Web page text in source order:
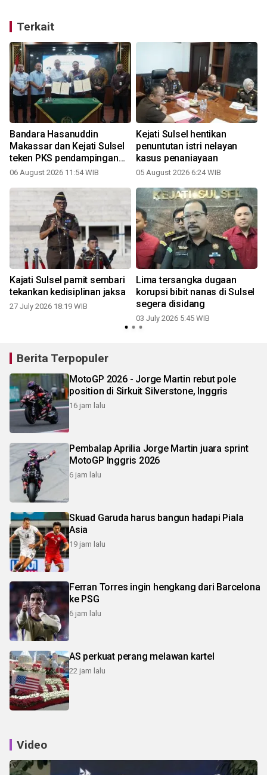
Terkait
Bandara Hasanuddin
Makassar dan Kejati Sulsel
teken PKS pendampingan
hukum
06 August 2026 11:54 WIB
Kejati Sulsel hentikan
penuntutan istri nelayan
kasus penaniayaan
05 August 2026 6:24 WIB
Kajati Sulsel pamit sembari
tekankan kedisiplinan jaksa
27 July 2026 18:19 WIB
Lima tersangka dugaan
korupsi bibit nanas di Sulsel
segera disidang
03 July 2026 5:45 WIB
Berita Terpopuler
MotoGP 2026 - Jorge Martin rebut pole
position di Sirkuit Silverstone, Inggris
16 jam lalu
Pembalap Aprilia Jorge Martin juara sprint
MotoGP Inggris 2026
6 jam lalu
Skuad Garuda harus bangun hadapi Piala
Asia
19 jam lalu
Ferran Torres ingin hengkang dari Barcelona
ke PSG
6 jam lalu
AS perkuat perang melawan kartel
22 jam lalu
Video